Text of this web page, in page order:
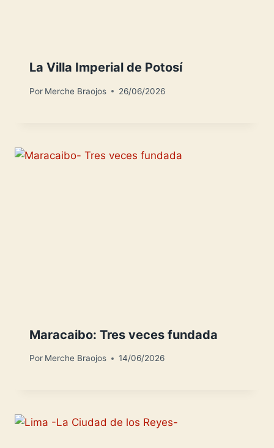
La Villa Imperial de Potosí
Por Merche Braojos 26/06/2026
Maracaibo: Tres veces fundada
Por Merche Braojos 14/06/2026